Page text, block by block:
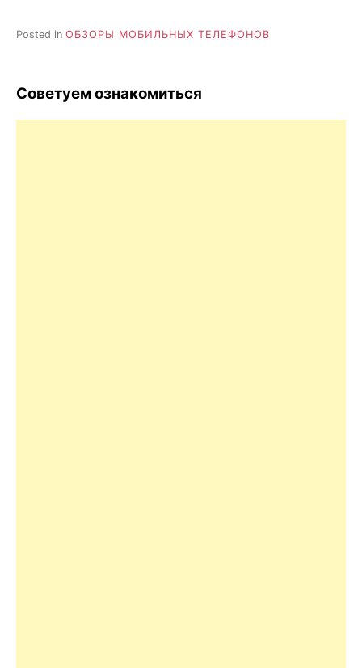
Posted in ОБЗОРЫ МОБИЛЬНЫХ ТЕЛЕФОНОВ
Советуем ознакомиться